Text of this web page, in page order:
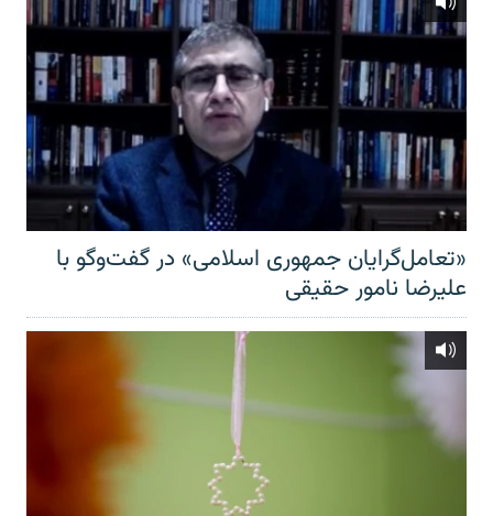
«تعامل‌گرایان جمهوری اسلامی» در گفت‌وگو با
علیرضا نامور حقیقی